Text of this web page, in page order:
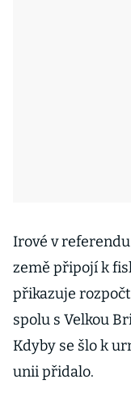
Irové v
země připojí k
přikazuje
spolu s Velkou
Kdyby se šlo k
unii přidalo.